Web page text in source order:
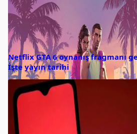
Netflix GTA 6 oynanış fragmanı
İşte yayın tarihi